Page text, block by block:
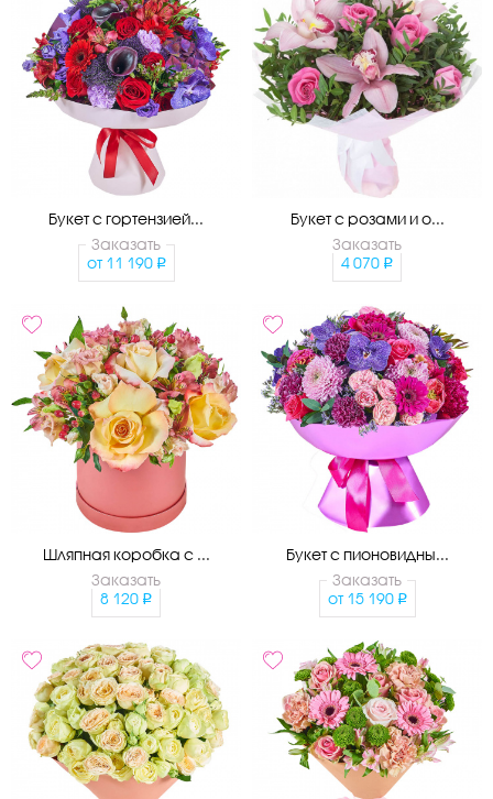
Букет с гортензией...
Заказать
от 11 190
Букет с розами и о...
Заказать
4 070
Шляпная коробка с ...
Заказать
8 120
Букет с пионовидны...
Заказать
от 15 190